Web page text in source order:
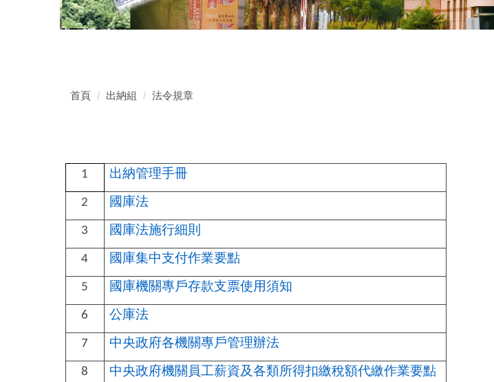
首頁 出納組 法令規章
1 出納管理手冊
2 國庫法
3 國庫法施行細則
4 國庫集中支付作業要點
5 國庫機關專戶存款支票使用須知
6 公庫法
7 中央政府各機關專戶管理辦法
8 中央政府機關員工薪資及各類所得扣繳稅額代繳作業要點